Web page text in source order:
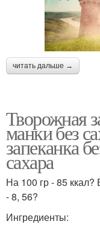
читать дальше →
Творожная
манки без
запеканка
сахара
На 100 гр - 85
- 8, 56?
Ингредиенты: